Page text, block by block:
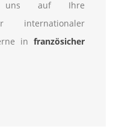
auf Ihre
internationaler
in französicher